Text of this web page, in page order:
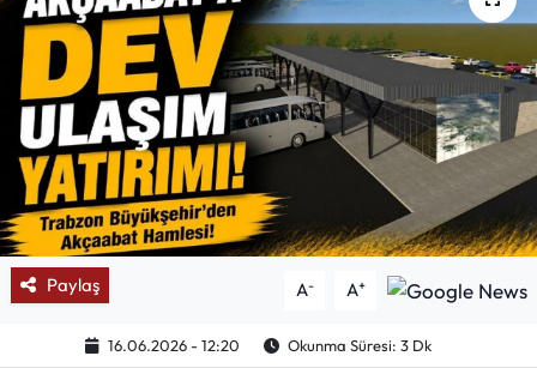
Paylaş A- A+
16.06.2026 - 12:20 Okunma Süresi: 3 Dk
Mektup Galeri
Röportaj
Manşet
Köşe Yazıları
Karikatür Galeri